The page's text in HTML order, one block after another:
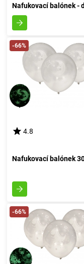
-66%
4.8
-66%